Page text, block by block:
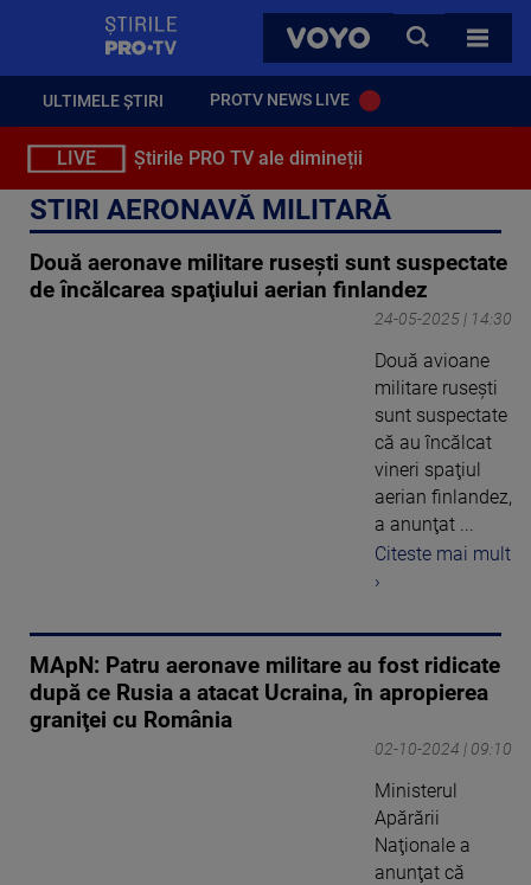
VOYO
CAUTA
TOATE
ULTIMELE ȘTIRI PROTV NEWS LIVE
LIVE Știrile PRO TV ale dimineții
STIRI AERONAVĂ MILITARĂ
Două aeronave militare ruseşti sunt suspectate
de încălcarea spaţiului aerian finlandez
24-05-2025 | 14:30
Două avioane
militare ruseşti
sunt suspectate
că au încălcat
vineri spaţiul
aerian finlandez,
a anunţat ...
Citeste mai mult
›
MApN: Patru aeronave militare au fost ridicate
după ce Rusia a atacat Ucraina, în apropierea
graniţei cu România
02-10-2024 | 09:10
Ministerul
Apărării
Naţionale a
anunţat că